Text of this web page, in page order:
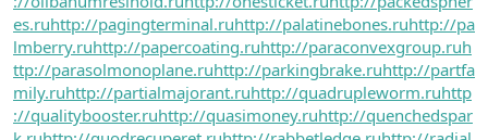
es.ruhttp://pagingterminal.ruhttp://palatinebones.ruhttp://pa
lmberry.ruhttp://papercoating.ruhttp://paraconvexgroup.ruh
ttp://parasolmonoplane.ruhttp://parkingbrake.ruhttp://partfa
mily.ruhttp://partialmajorant.ruhttp://quadrupleworm.ruhttp
://qualitybooster.ruhttp://quasimoney.ruhttp://quenchedspar